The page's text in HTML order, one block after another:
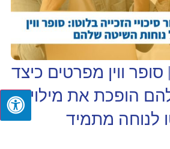
ווין מפרטים כיצד
הופכת את מילוי
לנוחה מתמיד